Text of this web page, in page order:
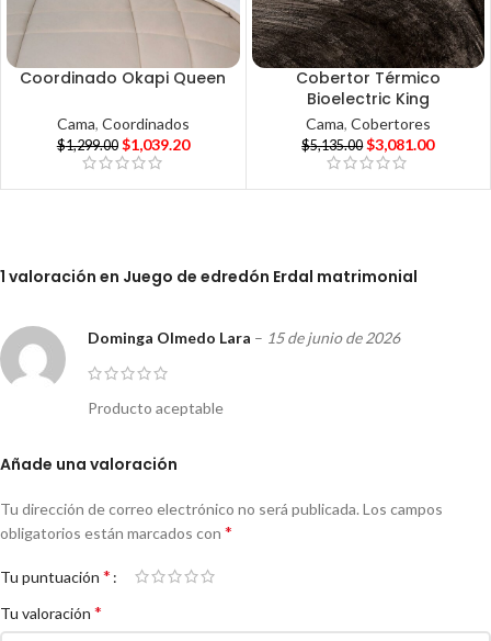
Coordinado Okapi Queen
Cama, Coordinados
$1,299.00 $1,039.20
Cobertor Térmico
Bioelectric King
Cama, Cobertores
$5,135.00 $3,081.00
1 valoración en Juego de edredón Erdal matrimonial
Dominga Olmedo Lara – 15 de junio de 2026
Producto aceptable
Añade una valoración
Tu dirección de correo electrónico no será publicada. Los campos
obligatorios están marcados con *
Tu puntuación *
Tu valoración *